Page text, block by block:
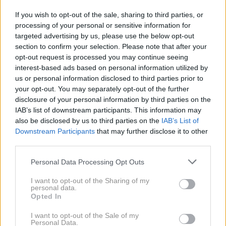
If you wish to opt-out of the sale, sharing to third parties, or
processing of your personal or sensitive information for
targeted advertising by us, please use the below opt-out
section to confirm your selection. Please note that after your
opt-out request is processed you may continue seeing
interest-based ads based on personal information utilized by
us or personal information disclosed to third parties prior to
your opt-out. You may separately opt-out of the further
disclosure of your personal information by third parties on the
IAB’s list of downstream participants. This information may
also be disclosed by us to third parties on the IAB’s List of
Downstream Participants that may further disclose it to other
Personal Data Processing Opt Outs
I want to opt-out of the Sharing of my
personal data.
Opted In
I want to opt-out of the Sale of my
Personal Data.
K uspehu projekta Očistimo Slovenijo v enem
dnevu! bo prispevala tudi policija.
"Represivne ukrepe zoper storilce kaznivih
dejanj zoper okolje in prostor, ki s svojimi
dejanji povzročijo hujše posledice za okolje ter
ogrozijo življenje ljudi in njihovo premoženje,
policisti sicer dopolnjujemo še s preventivnimi
aktivnostmi, s katerimi poskušamo povečati
okoljsko ozaveščenost prebivalcev, a je žal
tovrstnih aktivnosti še vedno premalo, zato je
projekt Očistimo Slovenijo v enem dnevu
policije Janko Goršek.